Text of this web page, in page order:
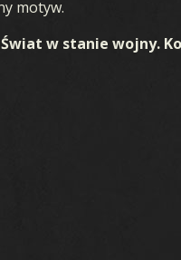
motyw.
w stanie wojny.